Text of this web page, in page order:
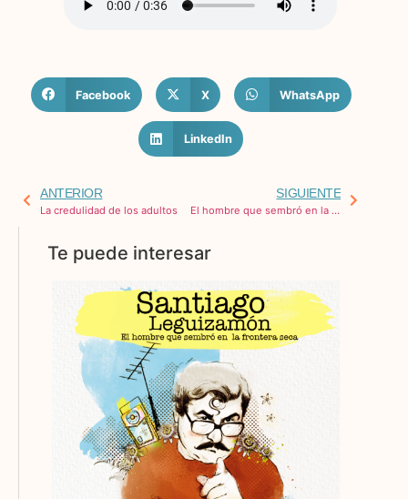
Facebook X WhatsApp
LinkedIn
ANTERIOR
La credulidad de los adultos
SIGUIENTE
El hombre que sembró en la frontera seca
Te puede interesar